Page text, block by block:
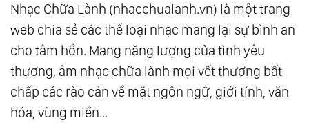
Nhạc Chữa Lành (nhacchualanh.vn) là một trang
web chia sẻ các thể loại nhạc mang lại sự bình an
cho tâm hồn. Mang năng lượng của tình yêu
thương, âm nhạc chữa lành mọi vết thương bất
chấp các rào cản về mặt ngôn ngữ, giới tính, văn
hóa, vùng miền...